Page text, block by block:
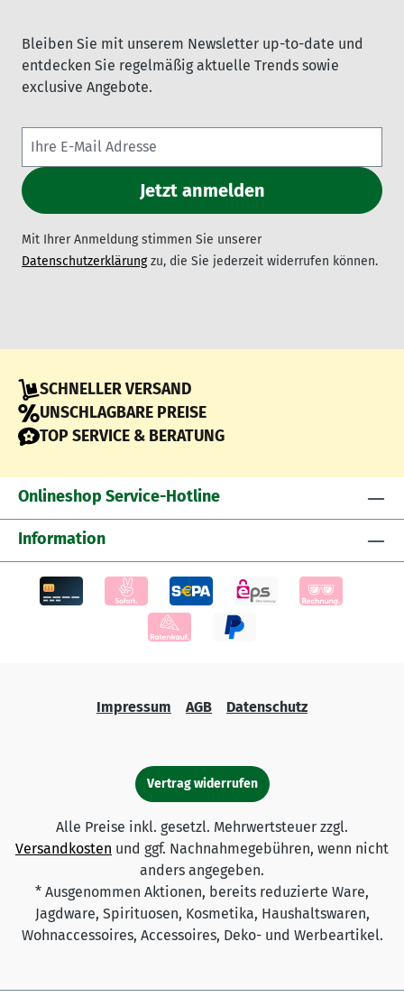
Bleiben Sie mit unserem Newsletter up-to-date und
entdecken Sie regelmäßig aktuelle Trends sowie
exclusive Angebote.
Mit Ihrer Anmeldung stimmen Sie unserer
Datenschutzerklärungzu, die Sie jederzeit widerrufen können.
SCHNELLER VERSAND
UNSCHLAGBARE PREISE
TOP SERVICE & BERATUNG
Onlineshop Service-Hotline
Information
Impressum AGB Datenschutz
Vertrag widerrufen
Alle Preise inkl. gesetzl. Mehrwertsteuer zzgl.
Versandkosten und ggf. Nachnahmegebühren, wenn nicht
anders angegeben.
* Ausgenommen Aktionen, bereits reduzierte Ware,
Jagdware, Spirituosen, Kosmetika, Haushaltswaren,
Wohnaccessoires, Accessoires, Deko- und Werbeartikel.